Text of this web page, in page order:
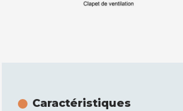
Caractéristiques